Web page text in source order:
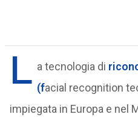
L a tecnologia di
(facial recognition
impiegata in Europa e nel